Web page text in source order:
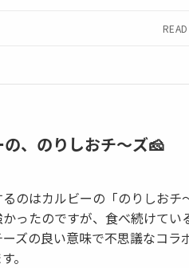
の、のりしおチ〜ズ🧀
のはカルビーの「のりしお
ったのですが、食べ続けて
ズの良い意味で不思議なコ
。